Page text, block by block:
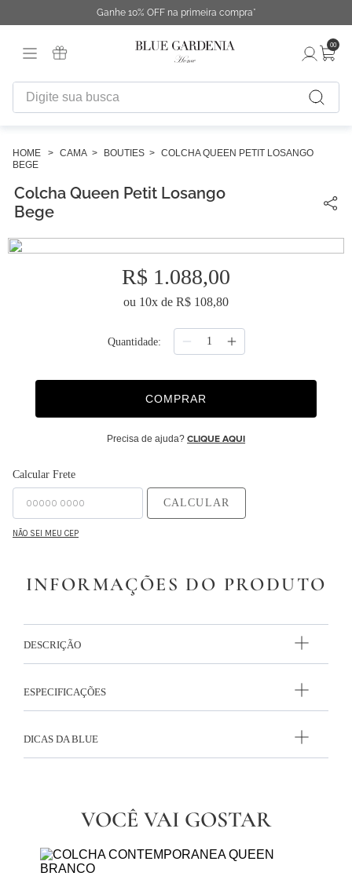
Ganhe 10% OFF na primeira compra*
00
Digite sua busca
CAMA BOUTIES
COLCHA QUEEN PETIT LOSANGO
BEGE
Colcha Queen Petit Losango
Bege
R$ 1.088,00
ou 10x de R$ 108,80
Quantidade
COMPRAR
Precisa de ajuda? CLIQUE AQUI
Calcular Frete
CALCULAR
NÃO SEI MEU CEP
INFORMAÇÕES DO PRODUTO
DESCRIÇÃO
ESPECIFICAÇÕES
DICAS DA BLUE
VOCÊ VAI GOSTAR
1º
fronha
4º
urban
edredon
8º
necessaire
10º majorelle